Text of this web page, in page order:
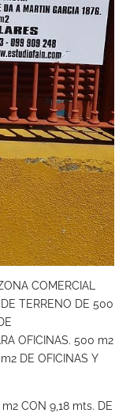
COMERCIAL
TERRENO DE 500
OFICINAS. 500 m2
DE OFICINAS Y
m2 CON 9,18 mts. DE